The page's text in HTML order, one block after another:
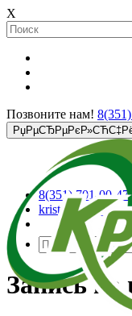
X
Позвоните нам!
8(351) 701-00-47
Запись на